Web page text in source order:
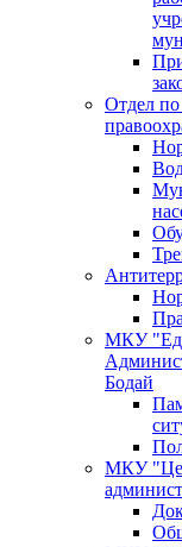
Отдел
МКУ
Бодай
МКУ